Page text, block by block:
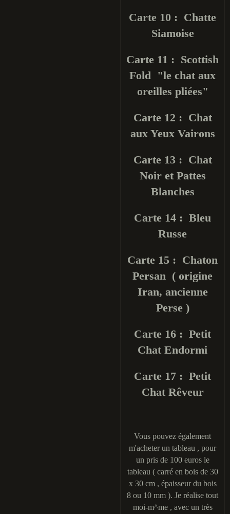
Carte 10 : Chatte
Siamoise
Carte 11 : Scottish
Fold "le chat aux
oreilles pliées"
Carte 12 : Chat
aux Yeux Vairons
Carte 13 : Chat
Noir et Pattes
Blanches
Carte 14 : Bleu
Russe
Carte 15 : Chaton
Persan ( origine
Iran, ancienne
Perse )
Carte 16 : Petit
Chat Endormi
Carte 17 : Petit
Chat Rêveur
Vous pouvez également
m'acheter un tableau , pour
un pris de 100 euros le
tableau ( carré en bois de 30
x 30 cm , épaisseur du bois
8 ou 10 mm ). Je réalise tout
moi-m^me , avec un très